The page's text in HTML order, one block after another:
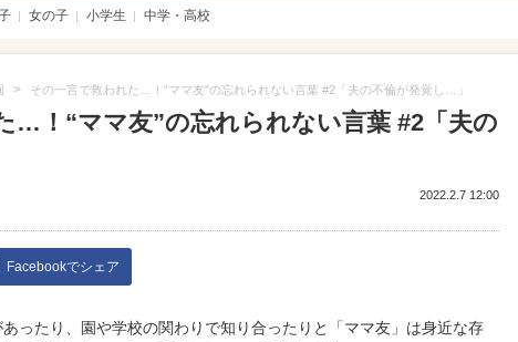
女の子 小学生 中学・高校
> その一言で救われた…！“ママ友”の忘れられない言葉 #2「夫の不倫が発覚し…」
…！“ママ友”の忘れられない言葉 #2「夫の
2022.2.7 12:00
Facebookでシェア
ったり、園や学校の関わりで知り合ったりと「ママ友」は身近な存